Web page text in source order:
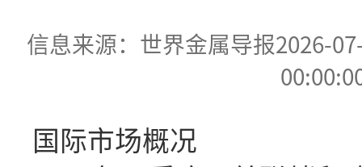
信息来源：世界金属导报2026-
国际市场概况